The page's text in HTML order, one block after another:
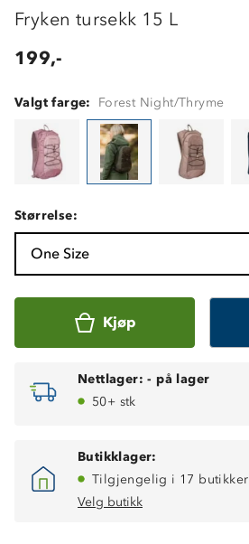
Fryken tursekk 15 L
199,-
Valgt farge: Forest Night/Thryme
Størrelse:
One Size
Kjøp
Nettlager: - på lager
50+ stk
Butikklager:
Tilgjengelig i 17 butikker
Velg butikk